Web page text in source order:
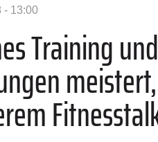
- 13:00
Training